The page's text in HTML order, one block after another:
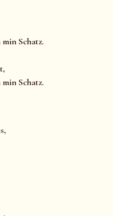
min Schatz.
min Schatz.